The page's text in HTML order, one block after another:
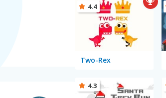
Two-Rex
4.4
4.3